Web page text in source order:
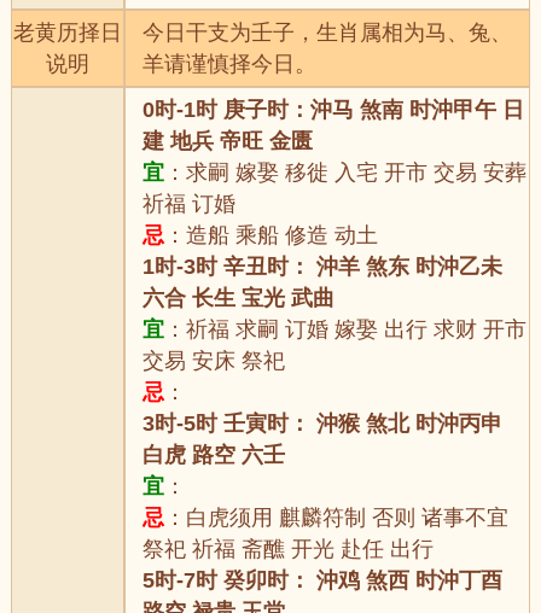
老黄历择日
说明
今日干支为壬子，生肖属相为马、兔、
羊请谨慎择今日。
0时-1时 庚子时：沖马 煞南 时沖甲午 日
建 地兵 帝旺 金匮
宜 ：求嗣 嫁娶 移徙 入宅 开市 交易 安葬
祈福 订婚
忌 ：造船 乘船 修造 动土
1时-3时 辛丑时： 沖羊 煞东 时沖乙未
六合 长生 宝光 武曲
宜 ：祈福 求嗣 订婚 嫁娶 出行 求财 开市
交易 安床 祭祀
忌 ：
3时-5时 壬寅时： 沖猴 煞北 时沖丙申
白虎 路空 六壬
宜 ：
忌 ：白虎须用 麒麟符制 否则 诸事不宜
祭祀 祈福 斋醮 开光 赴任 出行
5时-7时 癸卯时： 沖鸡 煞西 时沖丁酉